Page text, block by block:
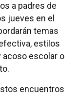
a padres de
jueves en el
temas
estilos
escolar o
encuentros